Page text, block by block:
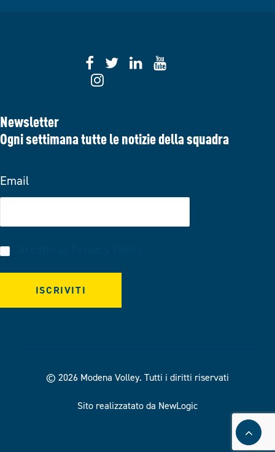
Newsletter
Ogni settimana tutte le notizie della squadra
Email
© 2026 Modena Volley. Tutti i diritti riservati
Sito realizzatato da NewLogic